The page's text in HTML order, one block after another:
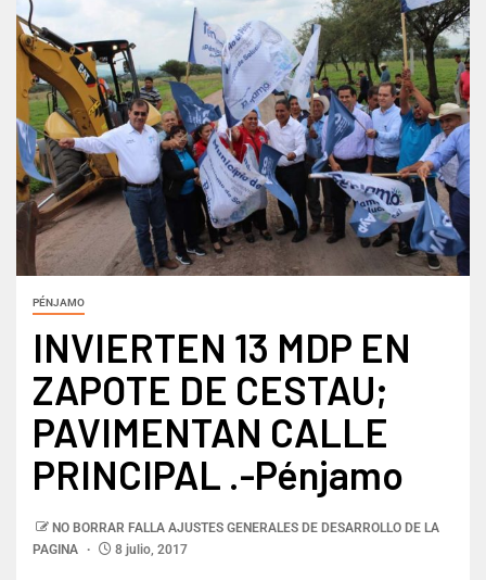
PÉNJAMO
INVIERTEN 13 MDP EN
ZAPOTE DE CESTAU;
PAVIMENTAN CALLE
PRINCIPAL .-Pénjamo
NO BORRAR FALLA AJUSTES GENERALES DE DESARROLLO DE LA
PAGINA
8 julio, 2017